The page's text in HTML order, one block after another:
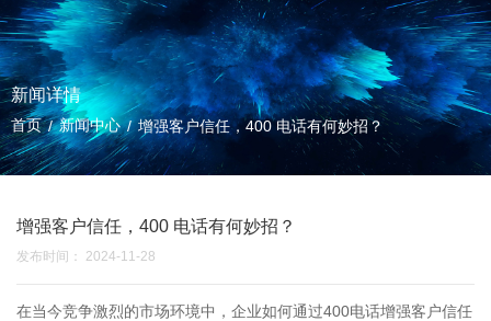
新闻详情
首页/新闻中心 /增强客户信任，400 电话有何妙招？
增强客户信任，400 电话有何妙招？
发布时间： 2024-11-28
在当今竞争激烈的市场环境中，企业如何通过400电话增强客户信任